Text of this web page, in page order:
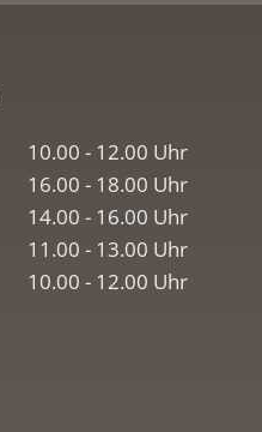
10.00 - 12.00 Uhr
16.00 - 18.00 Uhr
14.00 - 16.00 Uhr
11.00 - 13.00 Uhr
10.00 - 12.00 Uhr